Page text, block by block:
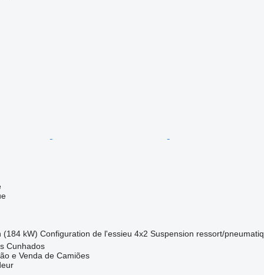
(184 kW) Configuration de l'essieu 4x2 Suspension ressort/
Cunhados
e Venda de Camiões